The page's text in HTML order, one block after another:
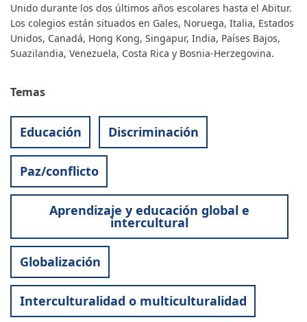
Unido durante los dos últimos años escolares hasta el Abitur.
Los colegios están situados en Gales, Noruega, Italia, Estados
Unidos, Canadá, Hong Kong, Singapur, India, Países Bajos,
Suazilandia, Venezuela, Costa Rica y Bosnia-Herzegovina.
Temas
Educación Discriminación
Paz/conflicto
Aprendizaje y educación global e
intercultural
Globalización
Interculturalidad o multiculturalidad